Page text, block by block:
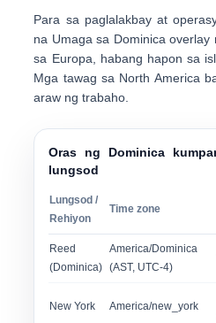
Para sa paglalakbay at
na Umaga sa Dominica overlay
sa Europa , habang hapon sa
Mga tawag sa North America
araw ng trabaho.
Oras ng Dominica
lungsod
Lungsod /
Rehiyon
Time zone
Reed
(Dominica)
America/Dominica
(AST, UTC-4)
New York America/new_york